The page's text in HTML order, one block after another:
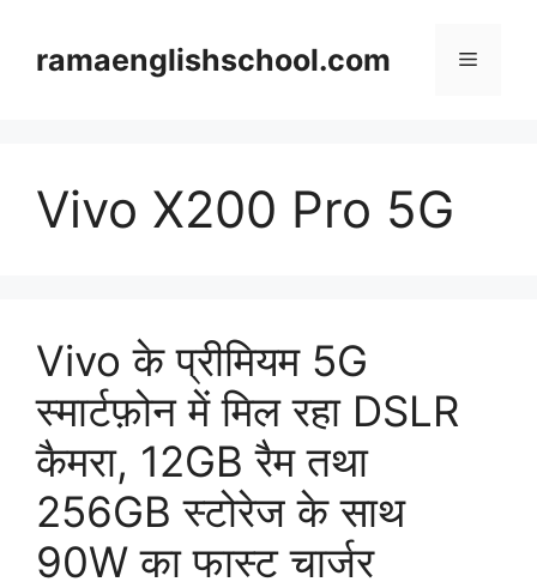
contentramaenglishschool.com Menu
Vivo X200 Pro 5G
Vivo के प्रीमियम 5G
स्मार्टफ़ोन में मिल रहा DSLR
कैमरा, 12GB रैम तथा
256GB स्टोरेज के साथ
90W का फास्ट चार्जर